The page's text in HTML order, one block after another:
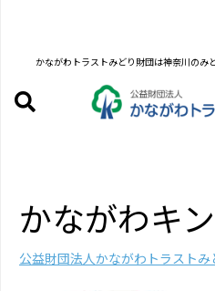
かながわトラストみどり財団は神奈川のみ
かながわキ
公益財団法人かながわトラストみ